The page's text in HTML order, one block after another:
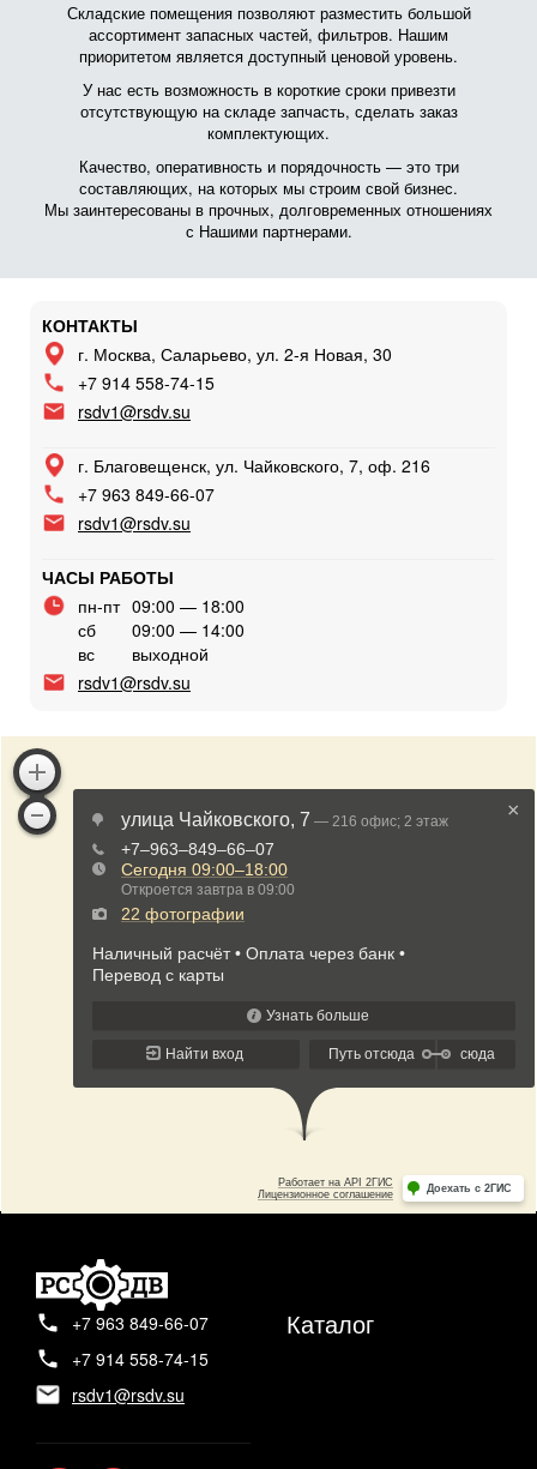
Складские помещения позволяют разместить большой
ассортимент запасных частей, фильтров. Нашим
приоритетом является доступный ценовой уровень.
У нас есть возможность в короткие сроки привезти
отсутствующую на складе запчасть, сделать заказ
комплектующих.
Качество, оперативность и порядочность — это три
составляющих, на которых мы строим свой бизнес.
Мы заинтересованы в прочных, долговременных отношениях
с Нашими партнерами.
КОНТАКТЫ
г. Москва, Саларьево, ул. 2-я Новая, 30
+7 914 558-74-15
rsdv1@rsdv.su
г. Благовещенск, ул. Чайковского, 7, оф. 216
+7 963 849-66-07
rsdv1@rsdv.su
ЧАСЫ РАБОТЫ
пн-пт 09:00 — 18:00
сб
09:00 — 14:00
вс
выходной
rsdv1@rsdv.su
+7 963 849-66-07
+7 914 558-74-15
rsdv1@rsdv.su
Каталог